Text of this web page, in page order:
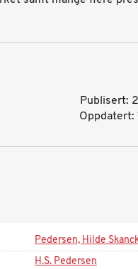
Publisert:
Oppdatert:
Pedersen, Hilde
H.S. Pedersen